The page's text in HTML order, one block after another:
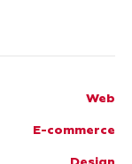
Web
E-commerce